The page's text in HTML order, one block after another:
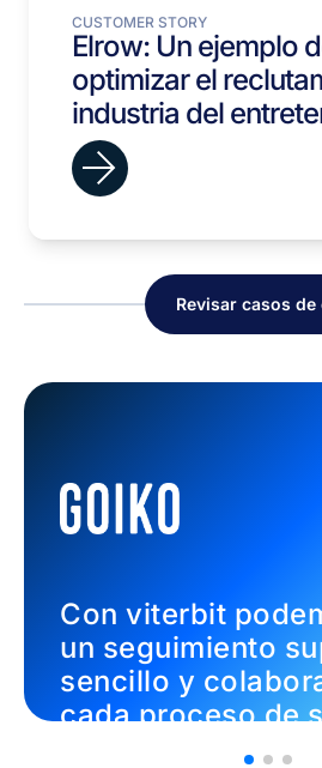
CUSTOMER STORY
Elrow: Un ejemplo
optimizar el
industria del
Revisar casos de
Con viterbit
un seguimiento
sencillo y
cada proceso de
en hostelería.